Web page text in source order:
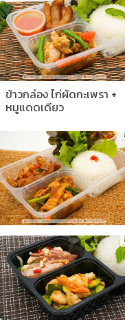
ข้าวกล่อง ไก่ผัดกะเพรา +
หมูแดดเดียว